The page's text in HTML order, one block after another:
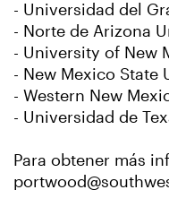
- Universidad del
- Norte de Arizona
- University of New
- New Mexico State
- Western New
- Universidad de
Para obtener más